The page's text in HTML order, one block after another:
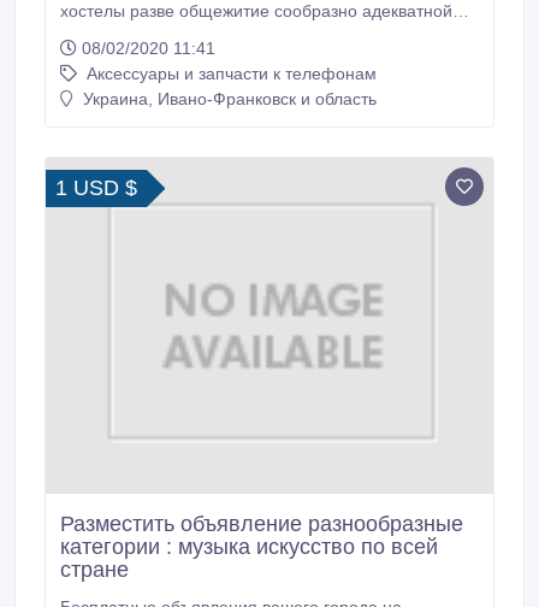
хостелы разве общежитие сообразно адекватной
2 людей, воеже не было никого в комнате. Москва
интересует. Спасибо заранее!!!.
08/02/2020 11:41
Аксессуары и запчасти к телефонам
Украина, Ивано-Франковск и область
1 USD $
Разместить объявление разнообразные
категории : музыка искусство по всей
стране